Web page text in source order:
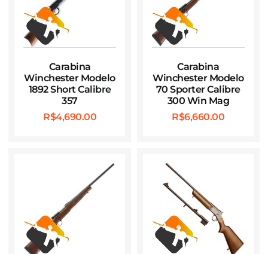
Carabina
Winchester Modelo
1892 Short Calibre
357
R$4,690.00
Carabina
Winchester Modelo
70 Sporter Calibre
300 Win Mag
R$6,660.00